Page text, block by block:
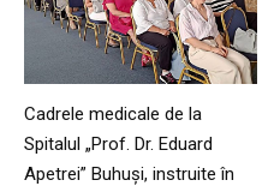
Cadrele medicale de la
Spitalul „Prof. Dr. Eduard
Apetrei” Buhuși, instruite în